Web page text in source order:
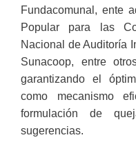
Fundacomunal, ente
Popular para las
Nacional de Auditoría
Sunacoop, entre
garantizando el
como mecanismo
formulación de
sugerencias.